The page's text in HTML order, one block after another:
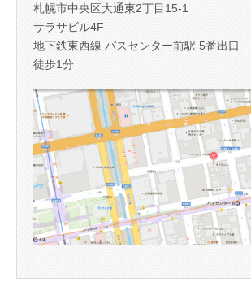
札幌市中央区大通東2丁目15-1
サラサビル4F
地下鉄東西線 バスセンター前駅 5番出口
徒歩1分